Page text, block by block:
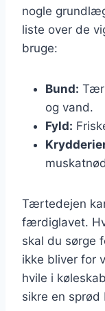
nogle
liste over de
bruge:
Bund:
og vand.
Fyld:
Tærtedejen
færdiglavet.
skal du sørge
ikke bliver for
hvile i
sikre en sprød